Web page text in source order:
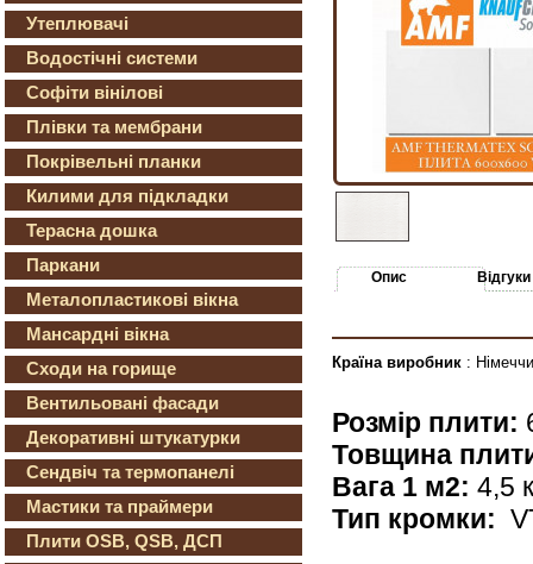
Утеплювачі
Водостічні системи
Софіти вінілові
Плівки та мембрани
Покрівельні планки
Килими для підкладки
Терасна дошка
Паркани
Металопластикові вікна
Мансардні вікна
Сходи на горище
Вентильовані фасади
Декоративні штукатурки
Сендвіч та термопанелі
Мастики та праймери
Плити OSB, QSB, ДСП
Опис Відгуки
Країна виробник :
Розмір плити:
Товщина
Вага 1 м2: 4,5
Тип кромки: